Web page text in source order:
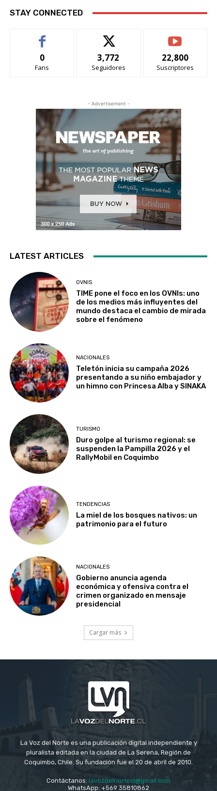
STAY CONNECTED
0
Fans
3,772
Seguidores
22,800
Suscriptores
- Advertisement -
LATEST ARTICLES
OVNIS
TIME pone el foco en los OVNIs: uno
de los medios más influyentes del
mundo destaca el cambio de mirada
sobre el fenómeno
NACIONALES
Teletón inicia su campaña 2026
presentando a su niño embajador y
un himno con Princesa Alba y SINAKA
TURISMO
Duro golpe al turismo regional: se
suspenden la Pampilla 2026 y el
RallyMobil en Coquimbo
TENDENCIAS
La miel de los bosques nativos: un
patrimonio para el futuro
NACIONALES
Gobierno anuncia agenda
económica y ofensiva contra el
crimen organizado en mensaje
presidencial
Cargar más
La Voz del Norte es una publicación digital independiente y
pluralista editada en la ciudad de La Serena, Región de
Coquimbo, Chile. Su fundación fue el 20 de abril de 2010.
Contáctanos: lavozdelnortecl@gmail.com
WhatsApp: +569 35810862